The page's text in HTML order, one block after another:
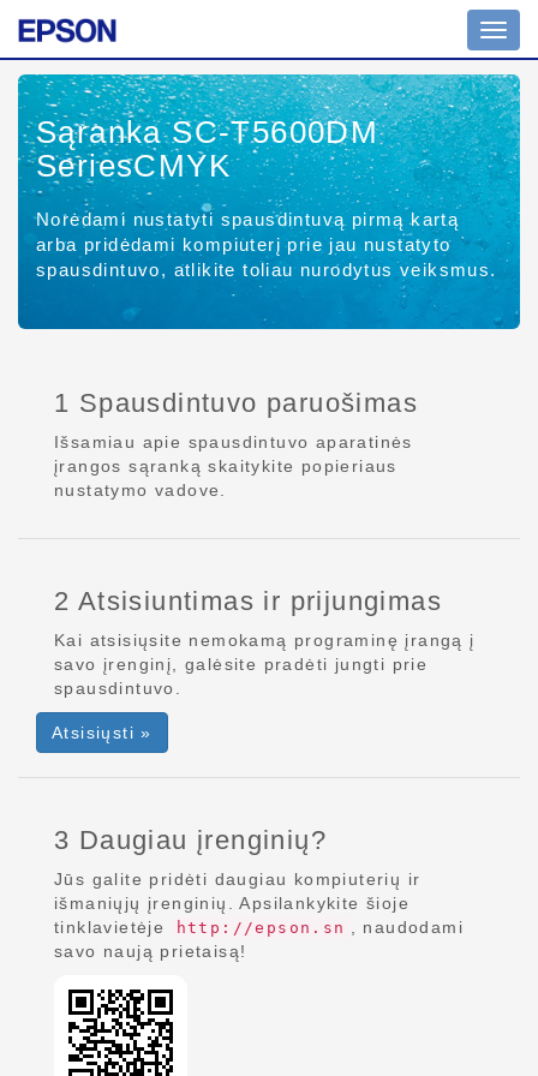
Sąranka SC-T5600DM
SeriesCMYK
Norėdami nustatyti spausdintuvą pirmą kartą
arba pridėdami kompiuterį prie jau nustatyto
spausdintuvo, atlikite toliau nurodytus veiksmus.
1 Spausdintuvo paruošimas
Išsamiau apie spausdintuvo aparatinės
įrangos sąranką skaitykite popieriaus
nustatymo vadove.
2 Atsisiuntimas ir prijungimas
Kai atsisiųsite nemokamą programinę įrangą į
savo įrenginį, galėsite pradėti jungti prie
spausdintuvo.
Atsisiųsti »
3 Daugiau įrenginių?
Jūs galite pridėti daugiau kompiuterių ir
išmaniųjų įrenginių. Apsilankykite šioje
tinklavietėje
http://epson.sn
, naudodami
savo naują prietaisą!